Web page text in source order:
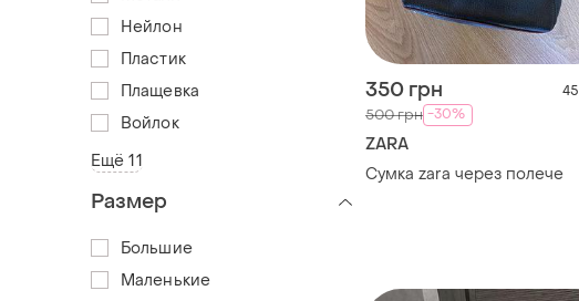
350 грн 45
500 грн -30%
ZARA
Сумка zara через полече
Нейлон
Пластик
Плащевка
Войлок
Ещё 11
Размер
Большие
Маленькие